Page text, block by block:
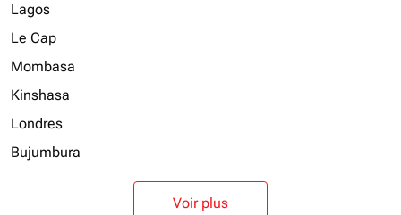
Lagos
Le Cap
Mombasa
Kinshasa
Londres
Bujumbura
Voir plus